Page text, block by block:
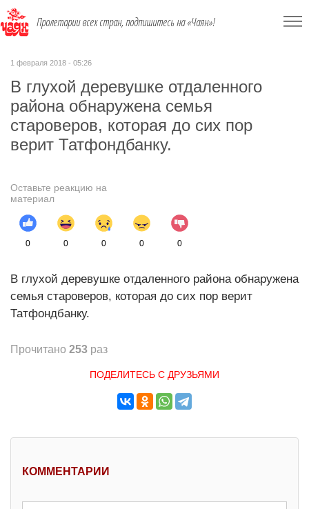
Пролетарии всех стран, подпишитесь на «Чаян»!
1 февраля 2018 - 05:26
В глухой деревушке отдаленного
района обнаружена семья
староверов, которая до сих пор
верит Татфондбанку.
Оставьте реакцию на
материал
0 0 0 0 0
В глухой деревушке отдаленного района обнаружена
семья староверов, которая до сих пор верит
Татфондбанку.
Прочитано 253 раз
ПОДЕЛИТЕСЬ С ДРУЗЬЯМИ
КОММЕНТАРИИ